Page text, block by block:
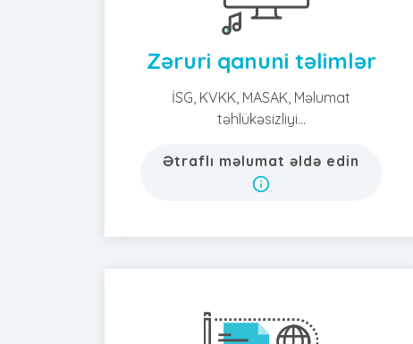
Zəruri qanuni təlimlər
İSG, KVKK, MASAK, Məlumat
təhlükəsizliyi...
Ətraflı məlumat əldə edin